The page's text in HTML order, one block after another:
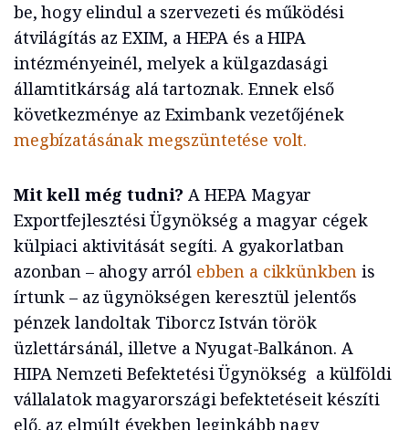
be, hogy elindul a szervezeti és működési
átvilágítás az EXIM, a HEPA és a HIPA
intézményeinél, melyek a külgazdasági
államtitkárság alá tartoznak. Ennek első
következménye az Eximbank vezetőjének
megbízatásának megszüntetése volt.
Mit kell még tudni? A HEPA Magyar
Exportfejlesztési Ügynökség a magyar cégek
külpiaci aktivitását segíti. A gyakorlatban
azonban – ahogy arról ebben a cikkünkben is
írtunk – az ügynökségen keresztül jelentős
pénzek landoltak Tiborcz István török
üzlettársánál, illetve a Nyugat-Balkánon. A
HIPA Nemzeti Befektetési Ügynökség a külföldi
vállalatok magyarországi befektetéseit készíti
elő, az elmúlt években leginkább nagy